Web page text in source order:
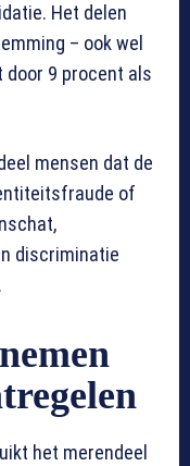
Het delen
– ook wel
door 9 procent als
mensen dat de
of
discriminatie
het merendeel